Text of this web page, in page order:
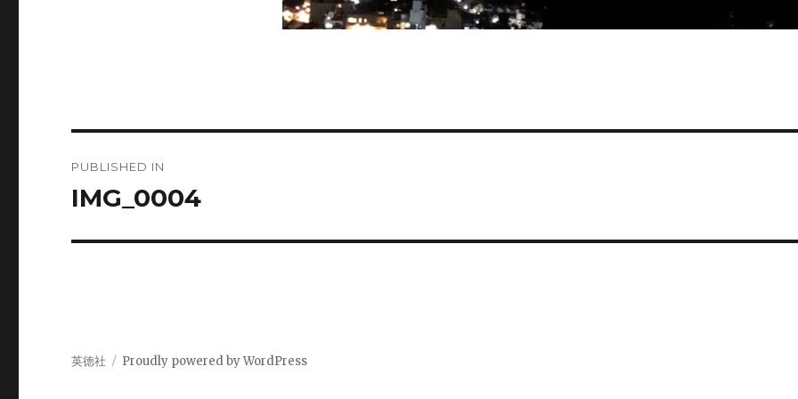
navigation
PUBLISHED IN
IMG_0004
英徳社 Proudly powered by WordPress